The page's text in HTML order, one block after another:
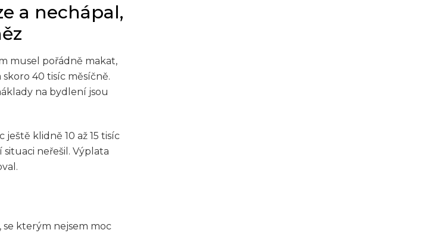
a nechápal,
musel pořádně makat,
40 tisíc měsíčně.
na bydlení jsou
klidně 10 až 15 tisíc
neřešil. Výplata
kterým nejsem moc